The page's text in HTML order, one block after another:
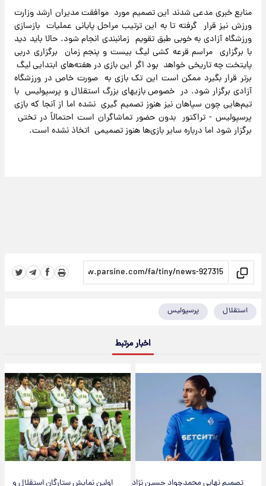
منابع خبری مدعی شدند این تصمیم مورد موافقت مدیران ارشد وزارت
ورزش نیز قرار گرفته تا به این ترتیب مراحل پایانی عملیات بازسازی
ورزشگاه آزادی به خوبی طبق تقویم زمانبندی انجام شود. حالا باید دید
با برگزاری مراسم قرعه کشی لیگ بیست و پنجم زمان برگزاری دربی
پایتخت چه تاریخی خواهد بود اگر این بازی در هفته‌های ابتدایی لیگ
برتر قرار بگیرد ممکن است این تک بازی به صورت خاص در ورزشگاه
آزادی برگزار شود. در خصوص بازیهای بزرگ استقلال و پرسپولیس با
تیم‌هایی چون سپاهان نیز هنوز تصمیم گیری نشده اما از آنجا که بازی
پرسپولیس - تراکتور بدون حضور تماشاگران است احتمالاً در تختی
برگزار شود اما درباره سایر بازی‌ها هنوز تصمیمی اتخاذ نشده است.
استقلال پرسپولیس
اخبار مرتبط